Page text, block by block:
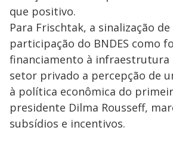
que positivo.
Para Frischtak, a sinalização
participação do BNDES como
financiamento à infraestrutura
setor privado a percepção de
à política econômica do
presidente Dilma Rousseff,
subsídios e incentivos.